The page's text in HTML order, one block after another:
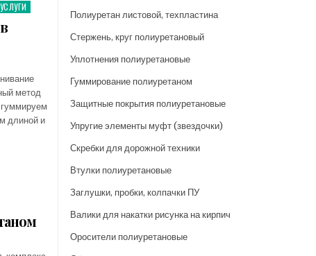
УСЛУГИ
метод
длиной и
Полиуретан листовой, техпластина
Стержень, круг полиуретановый
Уплотнения полиуретановые
Гуммирование полиуретаном
Защитные покрытия полиуретановые
Упругие элементы муфт (звездочки)
Скребки для дорожной техники
Втулки полиуретановые
Заглушки, пробки, колпачки ПУ
Валики для накатки рисунка на кирпич
Оросители полиуретановые